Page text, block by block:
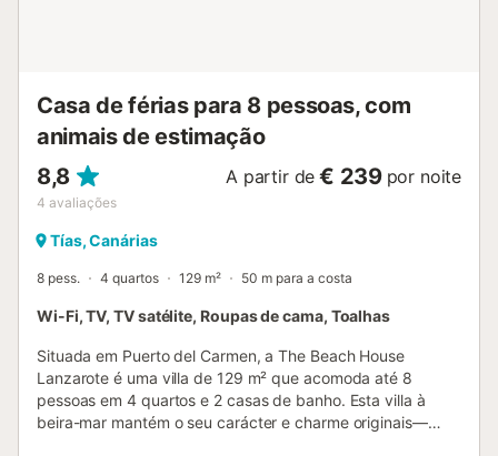
Casa de férias para 8 pessoas, com
animais de estimação
8,8
4 avaliações
A partir de € 239 por noite
Tías, Canárias
8 pess. 4 quartos 129 m² 50 m para a costa
Wi-Fi, TV, TV satélite, Roupas de cama, Toalhas
Situada em Puerto del Carmen, a The Beach House
Lanzarote é uma villa de 129 m² que acomoda até 8
pessoas em 4 quartos e 2 casas de banho. Esta villa à
beira-mar mantém o seu carácter e charme originais—